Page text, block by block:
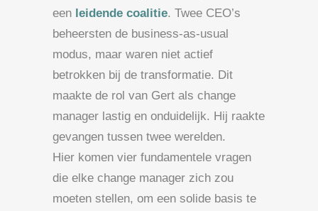
een leidende coalitie. Twee CEO’s
beheersten de business-as-usual
modus, maar waren niet actief
betrokken bij de transformatie. Dit
maakte de rol van Gert als change
manager lastig en onduidelijk. Hij raakte
gevangen tussen twee werelden.
Hier komen vier fundamentele vragen
die elke change manager zich zou
moeten stellen, om een solide basis te